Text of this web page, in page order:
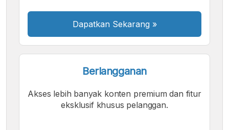
Dapatkan Sekarang »
Berlangganan
Akses lebih banyak konten premium dan fitur
eksklusif khusus pelanggan.